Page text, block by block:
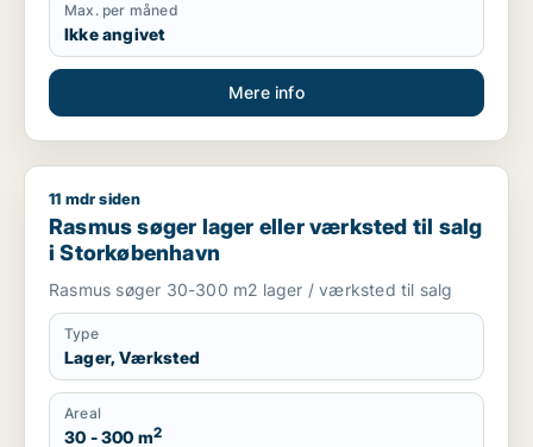
Max. per måned
Ikke angivet
Mere info
Rasmus søger lager eller værksted til salg i Storkøbenhavn
11 mdr siden
Rasmus søger lager eller værksted til salg
i Storkøbenhavn
Rasmus søger 30-300 m2 lager / værksted til salg
Type
Lager, Værksted
Areal
30 - 300 m2